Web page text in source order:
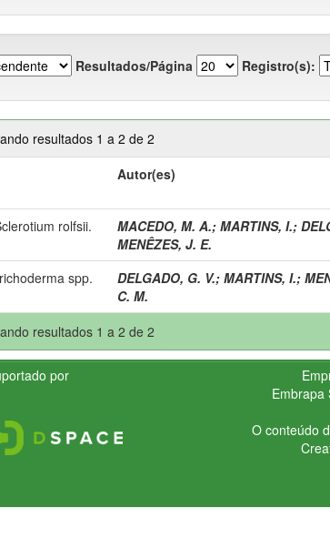
Resultados/Página Registro(s):
resultados 1 a 2 de 2
Autor(es)
rolfsii. MACEDO, M. A.; MARTINS, I.;
MENÊZES, J. E.
spp.
DELGADO, G. V.; MARTINS, I.;
C. M.
resultados 1 a 2 de 2
por
Embrapa
O conteúdo